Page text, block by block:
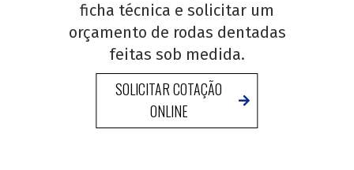
ficha técnica e solicitar um
orçamento de rodas dentadas
feitas sob medida.
SOLICITAR COTAÇÃO
ONLINE